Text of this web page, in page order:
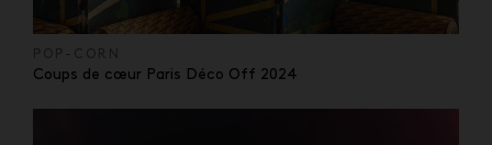
Coups de cœur Paris Déco Off 2024